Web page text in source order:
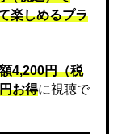
楽しめるプラ
4,200円（税
お得に視聴で